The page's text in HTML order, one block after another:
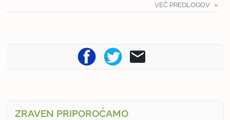
VEČ PREDLOGOV
ZRAVEN PRIPOROČAMO